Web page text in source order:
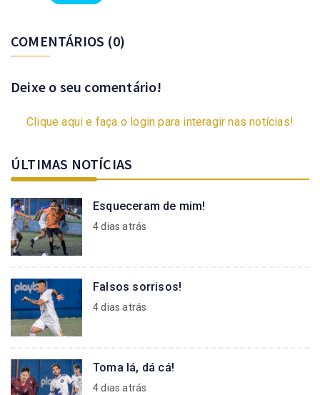
COMENTÁRIOS (0)
Deixe o seu comentário!
Clique aqui e faça o login para interagir nas notícias!
ÚLTIMAS NOTÍCIAS
Esqueceram de mim!
4 dias atrás
Falsos sorrisos!
4 dias atrás
Toma lá, dá cá!
4 dias atrás